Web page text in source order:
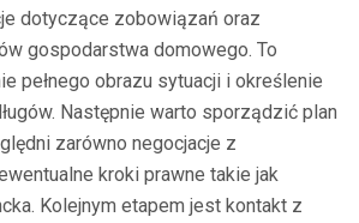
dotyczące zobowiązań oraz
gospodarstwa domowego. To
pełnego obrazu sytuacji i określenie
Następnie warto sporządzić plan
zarówno negocjacje z
kroki prawne takie jak
Kolejnym etapem jest kontakt z